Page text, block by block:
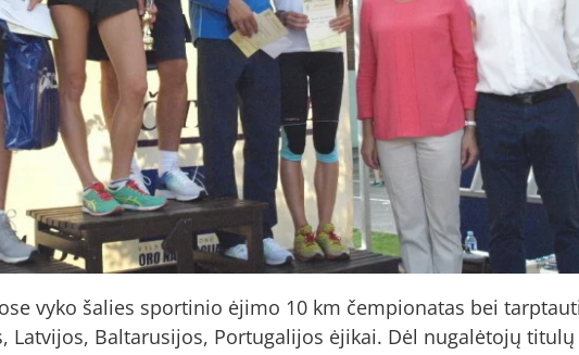
vyko šalies sportinio ėjimo 10 km čempionatas bei
Latvijos, Baltarusijos, Portugalijos ėjikai. Dėl nugalėtojų